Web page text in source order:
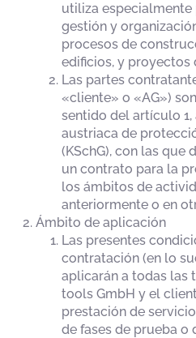
utiliza
gestión y
procesos de
edificios, y proyectos
Las partes
«cliente» o «AG»)
sentido del artículo 1,
austriaca de
(KSchG), con las que
un contrato para la
los ámbitos de
anteriormente o en
Ámbito de aplicación
Las presentes
contratación (en lo
aplicarán a todas las
tools GmbH y el
prestación de
de fases de prueba o